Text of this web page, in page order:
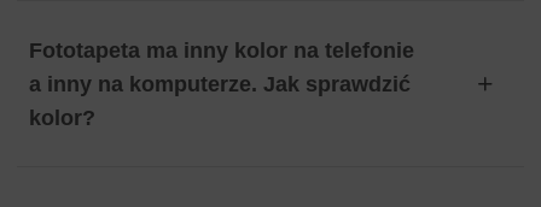
Fototapeta ma inny kolor na telefonie
a inny na komputerze. Jak sprawdzić
kolor?